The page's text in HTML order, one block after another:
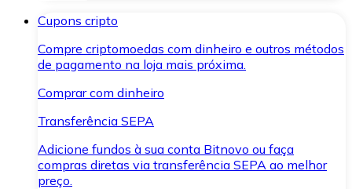
Cupons cripto
Compre criptomoedas com dinheiro e outros métodos
de pagamento na loja mais próxima.
Comprar com dinheiro
Transferência SEPA
Adicione fundos à sua conta Bitnovo ou faça
compras diretas via transferência SEPA ao melhor
preço.